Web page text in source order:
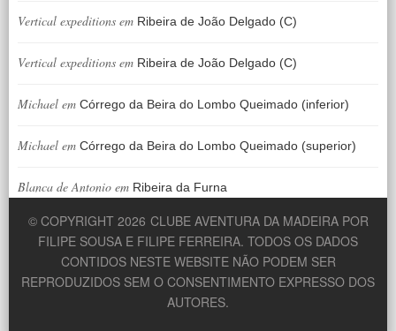
Vertical expeditions em Ribeira de João Delgado (C)
Vertical expeditions em Ribeira de João Delgado (C)
Michael em Córrego da Beira do Lombo Queimado (inferior)
Michael em Córrego da Beira do Lombo Queimado (superior)
Blanca de Antonio em Ribeira da Furna
© COPYRIGHT 2026 CLUBE AVENTURA DA MADEIRA POR
FILIPE SOUSA E FILIPE FERREIRA. TODOS OS DADOS
CONTIDOS NESTE WEBSITE NÃO PODEM SER
REPRODUZIDOS SEM O CONSENTIMENTO EXPRESSO DOS
AUTORES.